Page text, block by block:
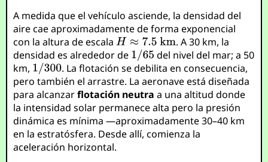
A medida que el vehículo asciende, la densidad del
aire cae aproximadamente de forma exponencial
con la altura de escala
. A 30 km, la
densidad es alrededor de
del nivel del mar; a 50
km,
. La flotación se debilita en consecuencia,
pero también el arrastre. La aeronave está diseñada
para alcanzarflotación neutra a una altitud donde
la intensidad solar permanece alta pero la presión
dinámica es mínima —aproximadamente 30–40 km
en la estratósfera. Desde allí, comienza la
aceleración horizontal.